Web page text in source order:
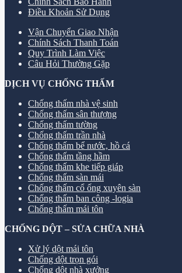
Điều Khoản Sử Dụng
Vận Chuyển Giao Nhận
Chính Sách Thanh Toán
Quy Trình Làm Việc
Câu Hỏi Thường Gặp
DỊCH VỤ CHỐNG THẤM
Chống thấm nhà vệ sinh
Chống thấm sân thượng
Chống thấm tường
Chống thấm trần nhà
Chống thấm bể nước, hồ cá
Chống thấm tầng hầm
Chống thấm khe tiếp giáp
Chống thấm sàn mái
Chống thấm cổ ống xuyên sàn
Chống thấm ban công -logia
Chống thấm mái tôn
CHỐNG DỘT – SỬA CHỮA NHÀ
Xử lý dột mái tôn
Chống dột trọn gói
Chống dột nhà xưởng